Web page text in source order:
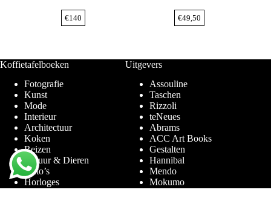
€140 €49,50
Koffietafelboeken
Fotografie
Kunst
Mode
Interieur
Architectuur
Koken
Reizen
Natuur & Dieren
Auto’s
Horloges
Uitgevers
Assouline
Taschen
Rizzoli
teNeues
Abrams
ACC Art Books
Gestalten
Hannibal
Mendo
Mokumo